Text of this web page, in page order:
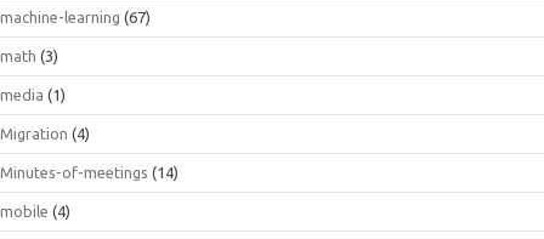
machine-learning (67)
math (3)
media (1)
Migration (4)
Minutes-of-meetings (14)
mobile (4)